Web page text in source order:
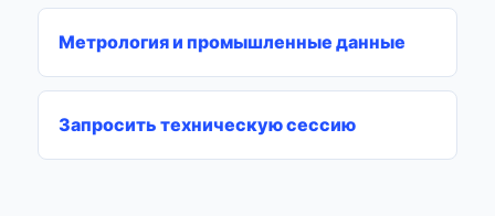
Метрология и промышленные данные
Запросить техническую сессию